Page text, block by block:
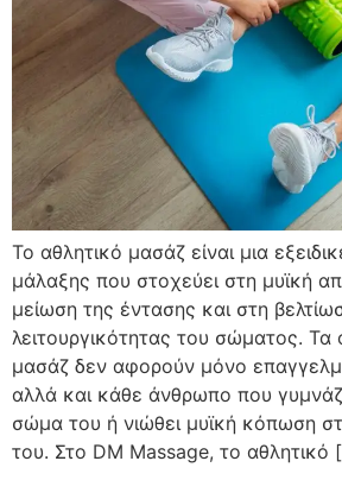
Το αθλητικό μασάζ είναι μια
μάλαξης που στοχεύει στη μυϊκή
μείωση της έντασης και στη
λειτουργικότητας του σώματος. Τα
μασάζ δεν αφορούν μόνο
αλλά και κάθε άνθρωπο που
σώμα του ή νιώθει μυϊκή κόπωση
του. Στο DM Massage, το αθλητικό